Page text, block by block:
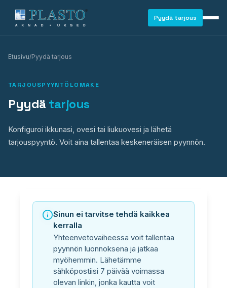
IKKUNAT
Pyydä tarjous
Etusivu/Pyydä tarjous
TARJOUSPYYNTÖLOMAKE
Pyydä tarjous
Konfiguroi ikkunasi, ovesi tai liukuovesi ja lähetä
tarjouspyyntö. Voit aina tallentaa keskeneräisen pyynnön.
Sinun ei tarvitse tehdä kaikkea
kerralla
Yhteenvetovaiheessa voit tallentaa
pyynnön luonnoksena ja jatkaa
myöhemmin. Lähetämme
sähköpostiisi 7 päivää voimassa
olevan linkin, jonka kautta voit